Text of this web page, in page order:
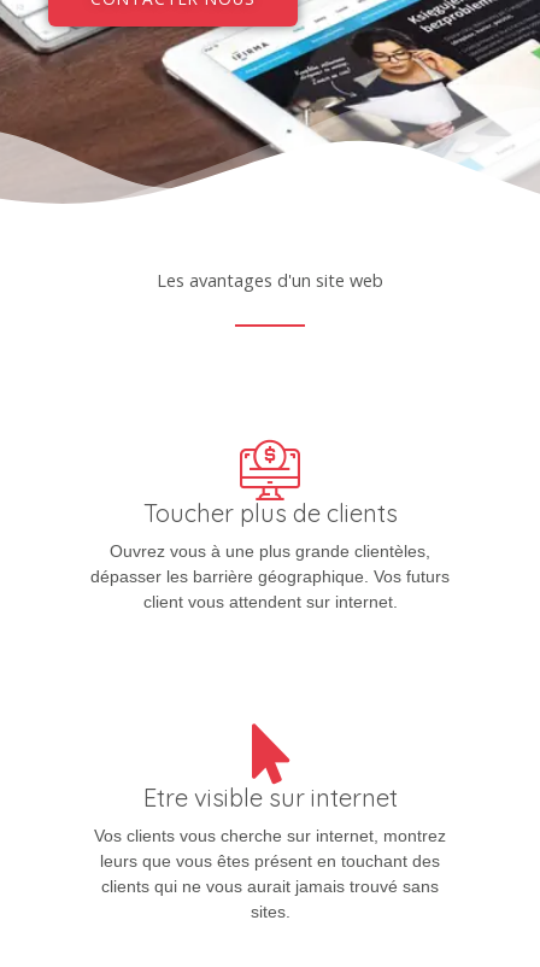
Les avantages d'un site web
Toucher plus de clients
Ouvrez vous à une plus grande clientèles,
dépasser les barrière géographique. Vos futurs
client vous attendent sur internet.
Etre visible sur internet
Vos clients vous cherche sur internet, montrez
leurs que vous êtes présent en touchant des
clients qui ne vous aurait jamais trouvé sans
sites.